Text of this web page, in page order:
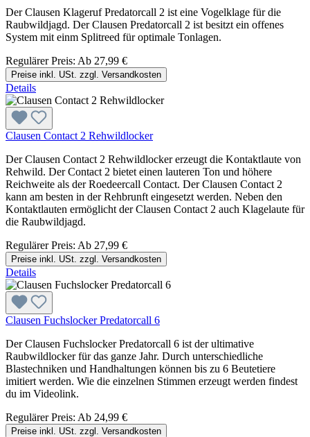
Der Clausen Klageruf Predatorcall 2 ist eine Vogelklage für die
Raubwildjagd. Der Clausen Predatorcall 2 ist besitzt ein offenes
System mit einm Splitreed für optimale Tonlagen.
Regulärer Preis: Ab 27,99 €
Preise inkl. USt. zzgl. Versandkosten
Details
Clausen Contact 2 Rehwildlocker
Der Clausen Contact 2 Rehwildlocker erzeugt die Kontaktlaute von
Rehwild. Der Contact 2 bietet einen lauteren Ton und höhere
Reichweite als der Roedeercall Contact. Der Clausen Contact 2
kann am besten in der Rehbrunft eingesetzt werden. Neben den
Kontaktlauten ermöglicht der Clausen Contact 2 auch Klagelaute für
die Raubwildjagd.
Regulärer Preis: Ab 27,99 €
Preise inkl. USt. zzgl. Versandkosten
Details
Clausen Fuchslocker Predatorcall 6
Der Clausen Fuchslocker Predatorcall 6 ist der ultimative
Raubwildlocker für das ganze Jahr. Durch unterschiedliche
Blastechniken und Handhaltungen können bis zu 6 Beutetiere
imitiert werden. Wie die einzelnen Stimmen erzeugt werden findest
du im Videolink.
Regulärer Preis: Ab 24,99 €
Preise inkl. USt. zzgl. Versandkosten